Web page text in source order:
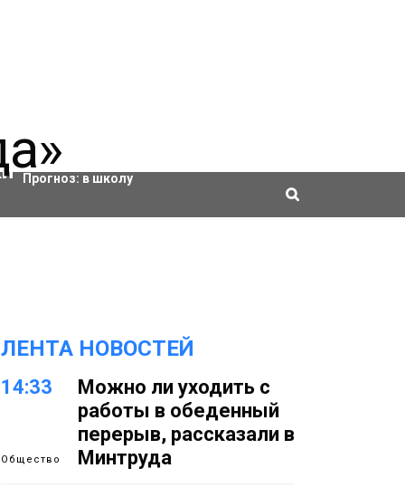
Актировки
Прогноз: в школу
ЛЕНТА НОВОСТЕЙ
14:33
Общество
Можно ли уходить с
работы в обеденный
перерыв, рассказали в
Минтруда